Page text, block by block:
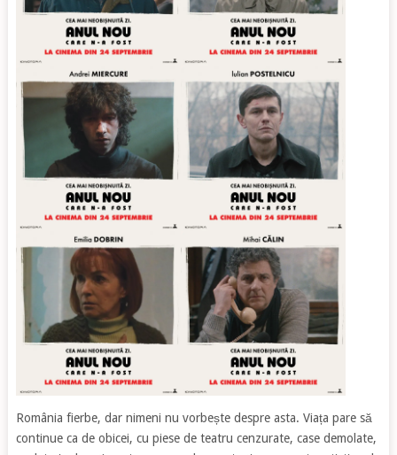
România fierbe, dar nimeni nu vorbește despre asta. Viața pare să
continue ca de obicei, cu piese de teatru cenzurate, case demolate,